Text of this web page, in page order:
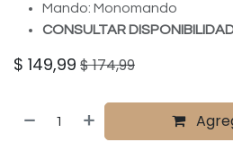
Mando: Monomando
CONSULTAR
$ 149,99 $174,99